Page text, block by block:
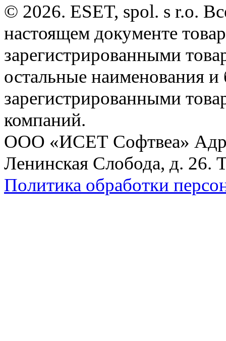
© 2026. ESET, spol. s r.o.
настоящем документе
зарегистрированными
остальные наименования
зарегистрированными
компаний.
ООО «ИСЕТ Софтвеа»
Ленинская Слобода, д. 26.
Политика обработки